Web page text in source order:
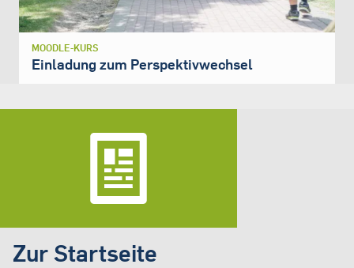
MOODLE-KURS
Einladung zum Perspektivwechsel
Zur Startseite